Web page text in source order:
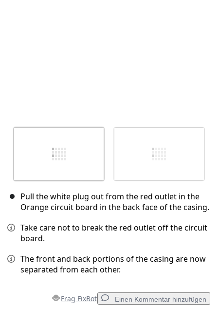
Pull the white plug out from the red outlet in the
Orange circuit board in the back face of the casing.
Take care not to break the red outlet off the circuit
board.
The front and back portions of the casing are now
separated from each other.
Frag FixBot Einen Kommentar hinzufügen